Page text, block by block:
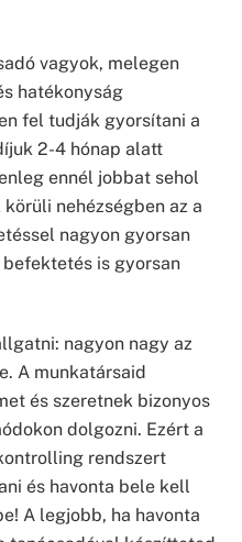
vagyok, melegen
hatékonyság
fel tudják gyorsítani a
2-4 hónap alatt
ennél jobbat sehol
nehézségben az a
nagyon gyorsan
is gyorsan
nagyon nagy az
A munkatársaid
és szeretnek bizonyos
dolgozni. Ezért a
rendszert
és havonta bele kell
A legjobb, ha havonta